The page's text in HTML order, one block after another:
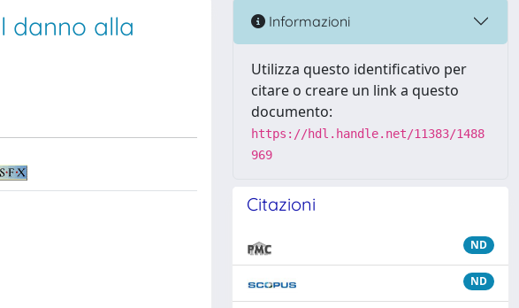
danno alla
Informazioni
Utilizza questo identificativo per
citare o creare un link a questo
documento:
https://hdl.handle.net/11383/1488
969
Citazioni
ND
ND